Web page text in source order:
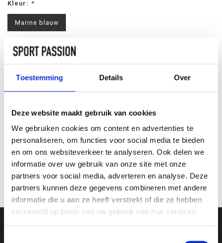
Toestemming Details Over
Deze website maakt gebruik van cookies
We gebruiken cookies om content en advertenties te
personaliseren, om functies voor social media te bieden
en om ons websiteverkeer te analyseren. Ook delen we
informatie over uw gebruik van onze site met onze
partners voor social media, adverteren en analyse. Deze
partners kunnen deze gegevens combineren met andere
informatie die u aan ze heeft verstrekt of die ze hebben
verzameld op basis van uw gebruik van hun services.
Kleur: *
Marine blauw
Maat: *
XS S M L XL XXL
TOEVOEGEN AAN
INFORMATIE
Geen informatie gevonden